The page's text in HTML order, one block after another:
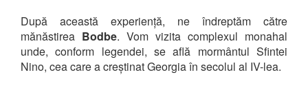
După această experiență, ne îndreptăm către
mănăstirea Bodbe. Vom vizita complexul monahal
unde, conform legendei, se află mormântul Sfintei
Nino, cea care a creștinat Georgia în secolul al IV-lea.